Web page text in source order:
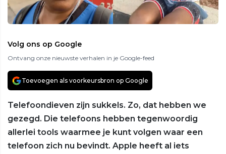
Volg ons op Google
Ontvang onze nieuwste verhalen in je Google-feed
Toevoegen als voorkeursbron op Google
Telefoondieven zijn sukkels. Zo, dat hebben we
gezegd. Die telefoons hebben tegenwoordig
allerlei tools waarmee je kunt volgen waar een
telefoon zich nu bevindt. Apple heeft al iets